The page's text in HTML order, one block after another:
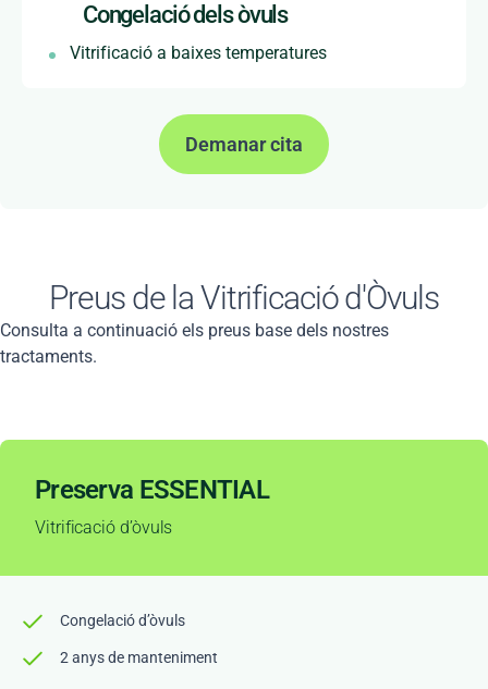
Congelació dels òvuls
Vitrificació a baixes temperatures
Demanar cita
Preus de la Vitrificació d'Òvuls
Consulta a continuació els preus base dels nostres
tractaments.
Preserva ESSENTIAL
Vitrificació d’òvuls
Congelació d’òvuls
2 anys de manteniment